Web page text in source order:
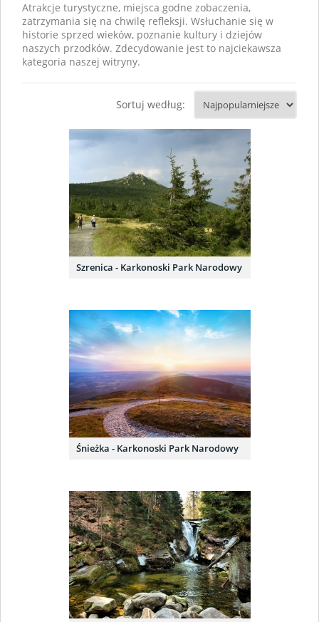
Atrakcje turystyczne, miejsca godne zobaczenia,
zatrzymania się na chwilę refleksji. Wsłuchanie się w
historie sprzed wieków, poznanie kultury i dziejów
naszych przodków. Zdecydowanie jest to najciekawsza
kategoria naszej witryny.
Sortuj według:
Szrenica - Karkonoski Park Narodowy
Śnieżka - Karkonoski Park Narodowy